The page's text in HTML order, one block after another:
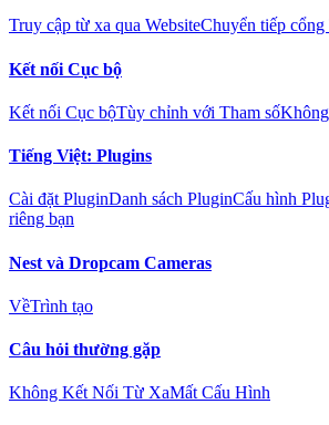
Truy cập từ xa qua WebsiteChuyển tiếp
Kết nối Cục bộ
Kết nối Cục bộTùy chỉnh với Tham số
Tiếng Việt: Plugins
Cài đặt PluginDanh sách PluginCấu hình
riêng bạn
Nest và Dropcam Cameras
VềTrình tạo
Câu hỏi thường gặp
Không Kết Nối Từ XaMất Cấu Hình